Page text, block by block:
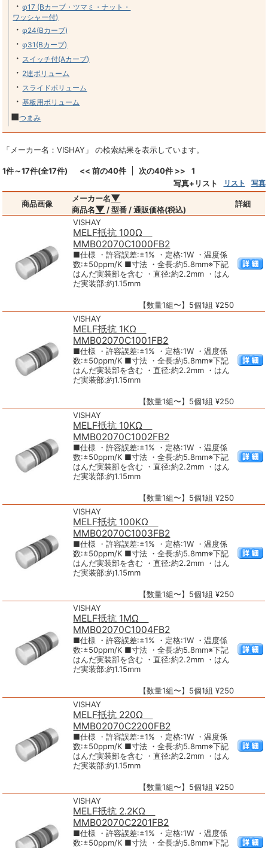
・φ17 (Bカーブ・ツマミ・ナット・
ワッシャー付)
・φ24(Bカーブ)
・φ31(Bカーブ)
・ スイッチ付(Aカーブ)
・ 2連ボリューム
・ スライドボリューム
・基板用ボリューム
■つまみ
「メーカー名：VISHAY」 の検索結果を表示しています。
1件～17件(全17件) << 前の40件 次の40件 >>
1
写真+リスト
リスト 写真
商品画像
メーカー名▼
商品名▼ / 型番 / 通販価格(税込)
詳細
VISHAY
MELF抵抗 100Ω
MMB02070C1000FB2
■仕様 ・許容誤差:±1% ・定格:1W ・温度係
数:±50ppm/K ■寸法 ・全長:約5.8mm※下記
はんだ実装部を含む ・直径:約2.2mm ・はん
だ実装部:約1.15mm
【数量1組〜】5個1組 ¥250
VISHAY
MELF抵抗 1KΩ
MMB02070C1001FB2
■仕様 ・許容誤差:±1% ・定格:1W ・温度係
数:±50ppm/K ■寸法 ・全長:約5.8mm※下記
はんだ実装部を含む ・直径:約2.2mm ・はん
だ実装部:約1.15mm
【数量1組〜】5個1組 ¥250
VISHAY
MELF抵抗 10KΩ
MMB02070C1002FB2
■仕様 ・許容誤差:±1% ・定格:1W ・温度係
数:±50ppm/K ■寸法 ・全長:約5.8mm※下記
はんだ実装部を含む ・直径:約2.2mm ・はん
だ実装部:約1.15mm
【数量1組〜】5個1組 ¥250
VISHAY
MELF抵抗 100KΩ
MMB02070C1003FB2
■仕様 ・許容誤差:±1% ・定格:1W ・温度係
数:±50ppm/K ■寸法 ・全長:約5.8mm※下記
はんだ実装部を含む ・直径:約2.2mm ・はん
だ実装部:約1.15mm
【数量1組〜】5個1組 ¥250
VISHAY
MELF抵抗 1MΩ
MMB02070C1004FB2
■仕様 ・許容誤差:±1% ・定格:1W ・温度係
数:±50ppm/K ■寸法 ・全長:約5.8mm※下記
はんだ実装部を含む ・直径:約2.2mm ・はん
だ実装部:約1.15mm
【数量1組〜】5個1組 ¥250
VISHAY
MELF抵抗 220Ω
MMB02070C2200FB2
■仕様 ・許容誤差:±1% ・定格:1W ・温度係
数:±50ppm/K ■寸法 ・全長:約5.8mm※下記
はんだ実装部を含む ・直径:約2.2mm ・はん
だ実装部:約1.15mm
【数量1組〜】5個1組 ¥250
VISHAY
MELF抵抗 2.2KΩ
MMB02070C2201FB2
■仕様 ・許容誤差:±1% ・定格:1W ・温度係
数:±50ppm/K ■寸法 ・全長:約5.8mm※下記